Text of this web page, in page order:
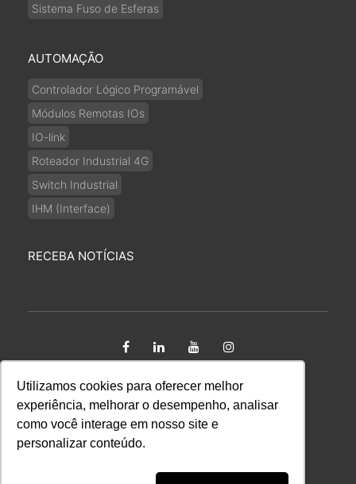
Utilizamos cookies para oferecer melhor
experiência, melhorar o desempenho, analisar
como você interage em nosso site e
personalizar conteúdo.
Sistema Fuso de Esferas
AUTOMAÇÃO
Controlador Lógico Programável
Módulos Remotas IOs
IO-link
Roteador Industrial 4G
Switch Industrial
IHM (Interface)
RECEBA NOTÍCIAS
Copyright 2026 Kalatec Automação Ltda CNPJ:
65.670.424/0001-09. Todos os direitos reservados.